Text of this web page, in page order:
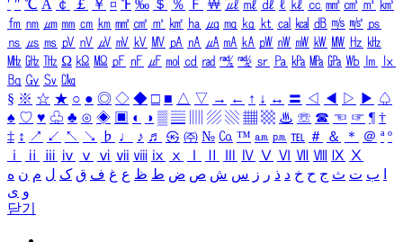
′ ″ ℃ Å ￠ ￡ ￥ ¤ ℉ ‰ ＄ ％ Ｆ ￦ ㎕ ㎖ ㎗ ℓ ㎘ ㏄ ㎣ ㎤ ㎥ ㎦
㎙ ㎚ ㎛ ㎜ ㎝ ㎞ ㎟ ㎠ ㎡ ㎢ ㏊ ㎍ ㎎ ㎏ ㏏ ㎈ ㎉ ㏈ ㎧ ㎨ ㎰
㎱ ㎲ ㎳ ㎴ ㎵ ㎶ ㎷ ㎸ ㎹ ㎀ ㎁ ㎂ ㎃ ㎄ ㎺ ㎻ ㎽ ㎾ ㎿ ㎐ ㎑
㎒ ㎓ ㎔ Ω ㏀ ㏁ ㎊ ㎋ ㎌ ㏖ ㏅ ㎭ ㎮ ㎯ ㏛ ㎩ ㎪ ㎫ ㎬ ㏝ ㏐
㏓
㏃ ㏉ ㏜ ㏆
§ ※ ☆ ★ ○ ● ◎ ◇ ◆ □ ■ △ ▽ → ← ↑ ↓ ↔ 〓 ◁ ◀ ▷ ▶ ♤
♠ ♡ ♥ ♧ ♣ ⊙ ◈ ▣ ◐ ◑ ▒ ▤ ▨ ▧ ▦ ▩ ♨ ☏ ☎ ☜ ☞ ¶ †
‡ ↕ ↗ ↙ ↖ ↘ ♭ ♩ ♪ ♬ ㉿ ㈜ № ㏇ ™ ㏂ ㏘ ℡ ＃ ＆ ＊ ＠ ª º
ⅰ
ⅱ ⅲ ⅳ ⅴ ⅵ ⅶ ⅷ ⅸ ⅹ Ⅳ Ⅴ Ⅵ Ⅶ Ⅷ Ⅸ Ⅹ
ب ت ث ج ح خ د ذ ر ز س ش ص ض ط ظ ع غ ف ق ک ل م ن ه
و ی
닫기